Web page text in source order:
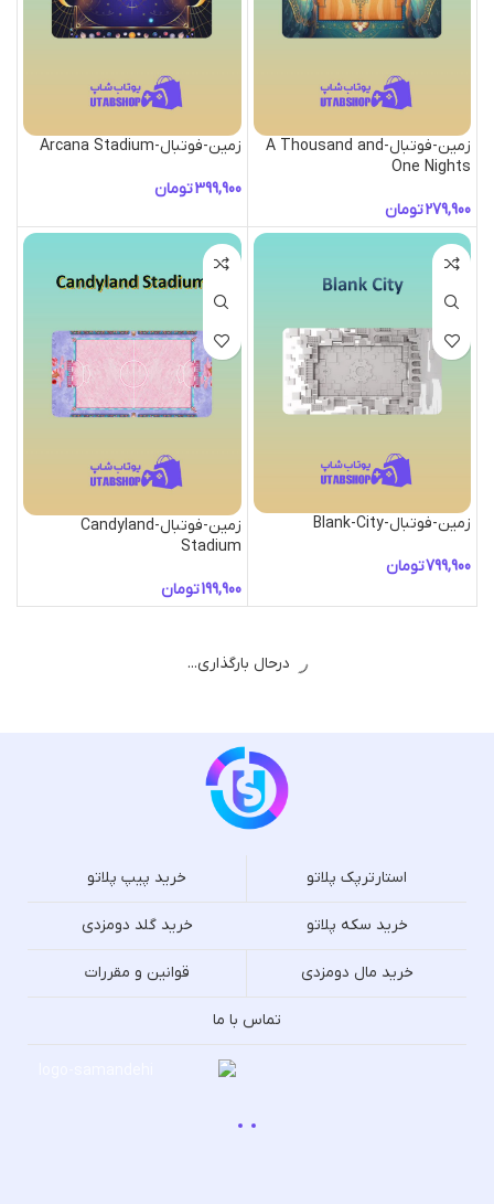
زمین-فوتبال-A Thousand and
One Nights
تومان
زمین-فوتبال-Arcana Stadium
تومان
زمین-فوتبال-Blank-City
تومان
زمین-فوتبال-Candyland
Stadium
تومان
درحال بارگذاری...
استارترپک پلاتو خرید پیپ پلاتو
خرید سکه پلاتو خرید گلد دومزدی
خرید مال دومزدی قوانین و مقررات
تماس با ما